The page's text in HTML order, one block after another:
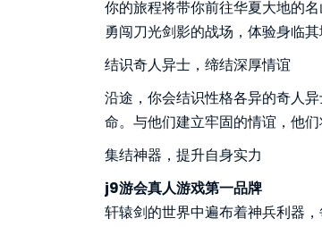
你的旅程将带你前往华夏大地的
勇闯刀光剑影的战场，体验身临其
结识奇人异士，缔结深厚情谊
沿途，你会结识性格各异的奇人
命。与他们建立牢固的情谊，他们
集结神器，提升自身实力
j9游会真人游戏第一品牌
轩辕剑的世界中遍布着神兵利器